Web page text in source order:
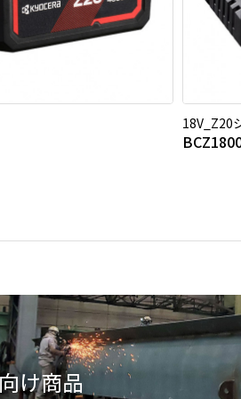
18V_Z20
け商品